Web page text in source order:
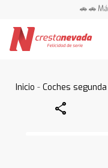
🚗 🚗
Inicio -Coches
Share